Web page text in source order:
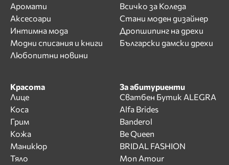
Аромати
Аксесоари
Интимна мода
Модни списания и книги
Любопитни новини
Всичко за Коледа
Стани моден дизайнер
Дропшипинг на дрехи
Български дамски дрехи
Красота
Лице
Коса
Грим
Кожа
Маникюр
Тяло
За абитуриенти
Сватбен Бутик ALEGRA
Alfa Brides
Banderol
Be Queen
BRIDAL FASHION
Mon Amour